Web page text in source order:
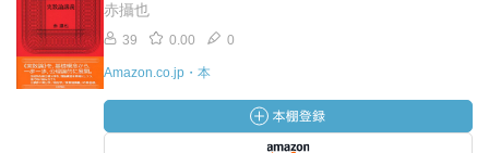
赤攝也
39 0.00 0
Amazon.co.jp・本